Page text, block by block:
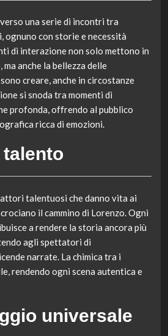
una serie di incontri tra
ognuno con storie e necessità
di interazione non solo mettono in
anche la bellezza delle
creare, anche in circostanze
si snoda tra momenti di
profonda, offrendo al pubblico
ricca di emozioni.
talentuosi che danno vita ai
il cammino di Lorenzo. Ogni
a rendere la storia ancora più
agli spettatori di
narrate. La chimica tra i
rendendo ogni scena autentica e
universale